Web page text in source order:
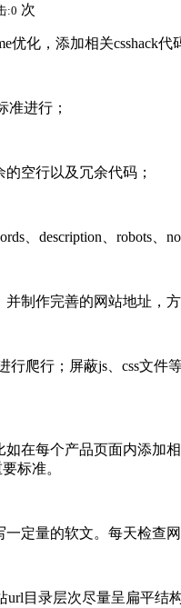
:0 次
优化，添加相关csshack
进行；
空行以及冗余代码；
description、robots、
并制作完善的网站地址，
爬行；屏蔽js、css文件
每个产品页面内添加
重要标准。
定量的软文。每天检查
录层次尽量呈扁平结